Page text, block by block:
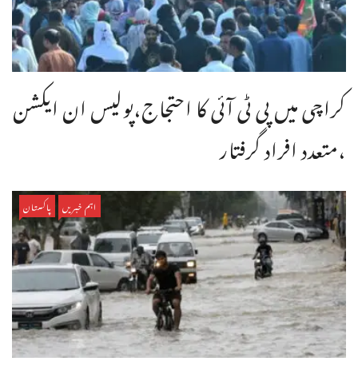
کراچی میں پی ٹی آئی کا احتجاج،پولیس ان ایکشن
،متعدد افراد گرفتار
اہم خبریں پاکستان